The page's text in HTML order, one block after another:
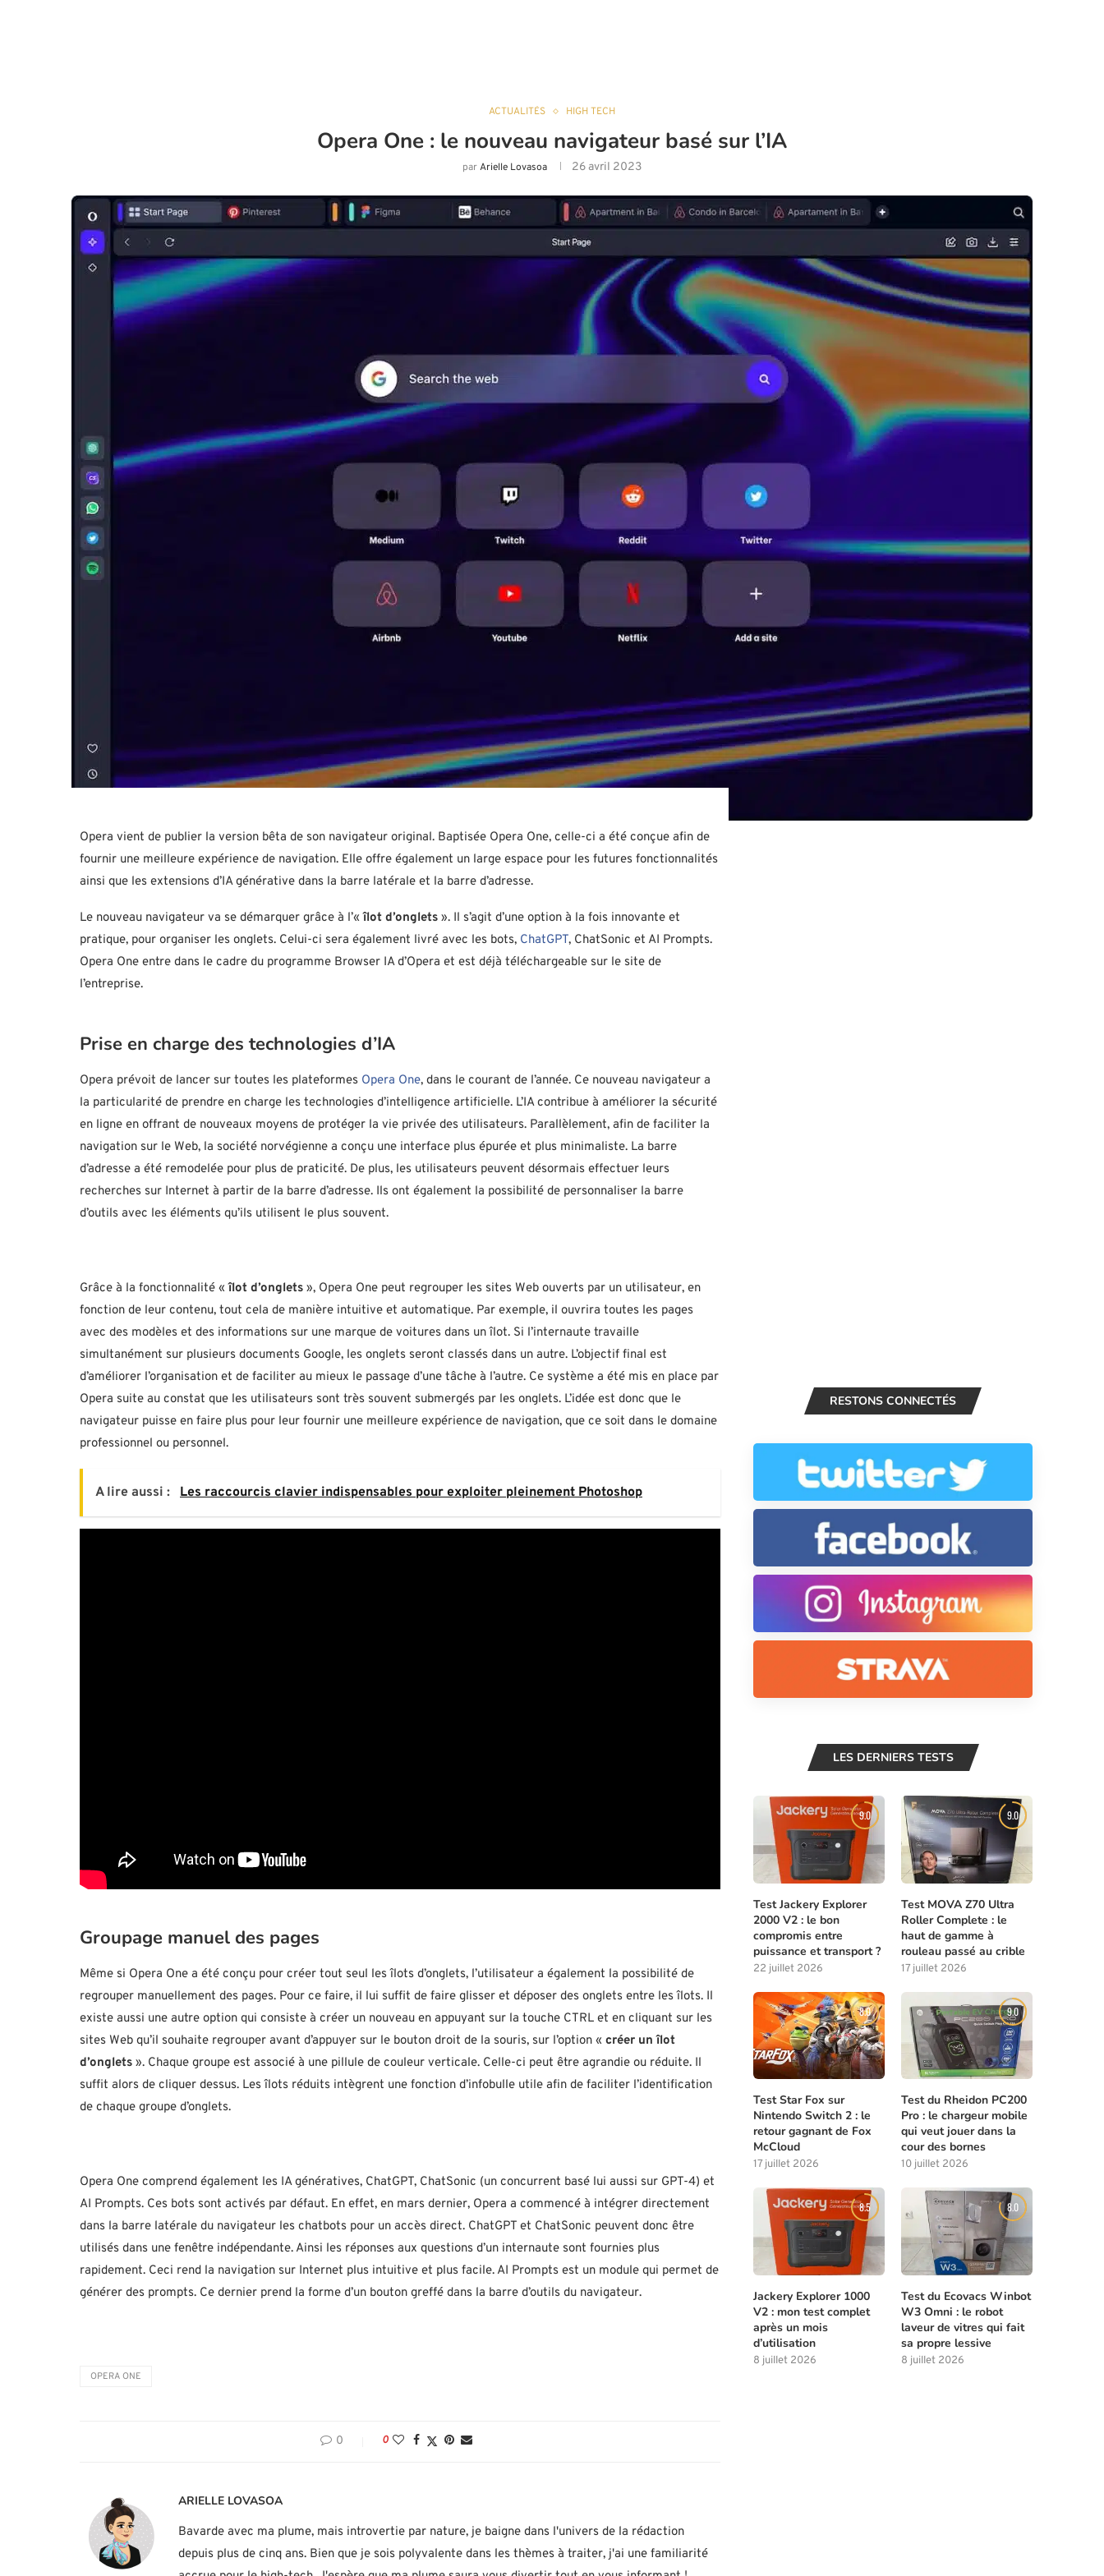
ACTUALITÉS HIGH TECH
Opera One : le nouveau navigateur basé sur l’IA
parArielle Lovasoa 26 avril 2023
Opera vient de publier la version bêta de son navigateur original. Baptisée Opera One, celle-ci a été conçue afin de
fournir une meilleure expérience de navigation. Elle offre également un large espace pour les futures fonctionnalités
ainsi que les extensions d’IA générative dans la barre latérale et la barre d’adresse.
Le nouveau navigateur va se démarquer grâce à l’«îlot d’onglets ». Il s’agit d’une option à la fois innovante et
pratique, pour organiser les onglets. Celui-ci sera également livré avec les bots, ChatGPT, ChatSonic et AI Prompts.
Opera One entre dans le cadre du programme Browser IA d’Opera et est déjà téléchargeable sur le site de
l’entreprise.
Prise en charge des technologies d’IA
Opera prévoit de lancer sur toutes les plateformes Opera One, dans le courant de l’année. Ce nouveau navigateur a
la particularité de prendre en charge les technologies d’intelligence artificielle. L’IA contribue à améliorer la sécurité
en ligne en offrant de nouveaux moyens de protéger la vie privée des utilisateurs. Parallèlement, afin de faciliter la
navigation sur le Web, la société norvégienne a conçu une interface plus épurée et plus minimaliste. La barre
d’adresse a été remodelée pour plus de praticité. De plus, les utilisateurs peuvent désormais effectuer leurs
recherches sur Internet à partir de la barre d’adresse. Ils ont également la possibilité de personnaliser la barre
d’outils avec les éléments qu’ils utilisent le plus souvent.
Grâce à la fonctionnalité «îlot d’onglets », Opera One peut regrouper les sites Web ouverts par un utilisateur, en
fonction de leur contenu, tout cela de manière intuitive et automatique. Par exemple, il ouvrira toutes les pages
avec des modèles et des informations sur une marque de voitures dans un îlot. Si l’internaute travaille
simultanément sur plusieurs documents Google, les onglets seront classés dans un autre. L’objectif final est
d’améliorer l’organisation et de faciliter au mieux le passage d’une tâche à l’autre. Ce système a été mis en place par
Opera suite au constat que les utilisateurs sont très souvent submergés par les onglets. L’idée est donc que le
navigateur puisse en faire plus pour leur fournir une meilleure expérience de navigation, que ce soit dans le domaine
professionnel ou personnel.
A lire aussi : Les raccourcis clavier indispensables pour exploiter pleinement Photoshop
Groupage manuel des pages
Même si Opera One a été conçu pour créer tout seul les îlots d’onglets, l’utilisateur a également la possibilité de
regrouper manuellement des pages. Pour ce faire, il lui suffit de faire glisser et déposer des onglets entre les îlots. Il
existe aussi une autre option qui consiste à créer un nouveau en appuyant sur la touche CTRL et en cliquant sur les
sites Web qu’il souhaite regrouper avant d’appuyer sur le bouton droit de la souris, sur l’option « créer un îlot
d’onglets ». Chaque groupe est associé à une pillule de couleur verticale. Celle-ci peut être agrandie ou réduite. Il
suffit alors de cliquer dessus. Les îlots réduits intègrent une fonction d’infobulle utile afin de faciliter l’identification
de chaque groupe d’onglets.
Opera One comprend également les IA génératives, ChatGPT, ChatSonic (un concurrent basé lui aussi sur GPT-4) et
AI Prompts. Ces bots sont activés par défaut. En effet, en mars dernier, Opera a commencé à intégrer directement
dans la barre latérale du navigateur les chatbots pour un accès direct. ChatGPT et ChatSonic peuvent donc être
utilisés dans une fenêtre indépendante. Ainsi les réponses aux questions d’un internaute sont fournies plus
rapidement. Ceci rend la navigation sur Internet plus intuitive et plus facile. AI Prompts est un module qui permet de
générer des prompts. Ce dernier prend la forme d’un bouton greffé dans la barre d’outils du navigateur.
OPERA ONE
0 0
ARIELLE LOVASOA
Bavarde avec ma plume, mais introvertie par nature, je baigne dans l'univers de la rédaction
depuis plus de cinq ans. Bien que je sois polyvalente dans les thèmes à traiter, j'ai une familiarité
RESTONS CONNECTÉS
LES DERNIERS TESTS
9.0
Test Jackery Explorer
2000 V2 : le bon
compromis entre
puissance et transport ?
22 juillet 2026
9.0
Test MOVA Z70 Ultra
Roller Complete : le
haut de gamme à
rouleau passé au crible
17 juillet 2026
8.0
Test Star Fox sur
Nintendo Switch 2 : le
retour gagnant de Fox
McCloud
17 juillet 2026
9.0
Test du Rheidon PC200
Pro : le chargeur mobile
qui veut jouer dans la
cour des bornes
10 juillet 2026
8.5
Jackery Explorer 1000
V2 : mon test complet
après un mois
d’utilisation
8 juillet 2026
8.0
Test du Ecovacs Winbot
W3 Omni : le robot
laveur de vitres qui fait
sa propre lessive
8 juillet 2026